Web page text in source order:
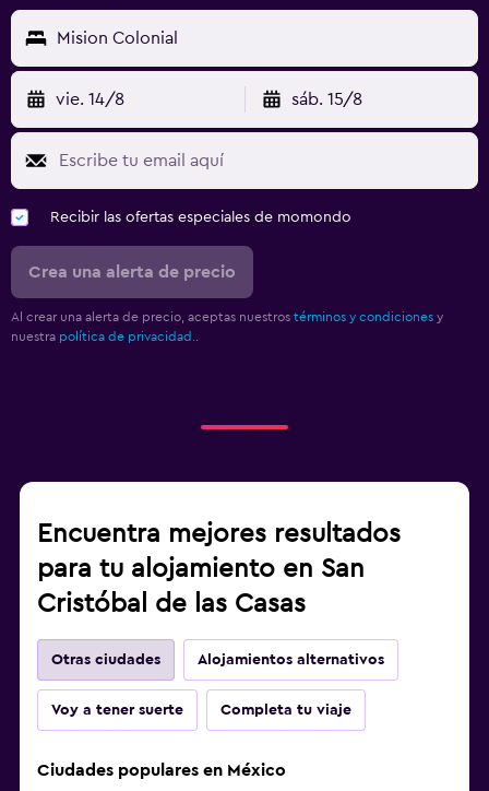
Mision Colonial
vie. 14/8 sáb. 15/8
Recibir las ofertas especiales de momondo
Crea una alerta de precio
Al crear una alerta de precio, aceptas nuestros términos y condiciones y
nuestra política de privacidad.
Encuentra mejores resultados
para tu alojamiento en San
Cristóbal de las Casas
Otras ciudades Alojamientos alternativos
Voy a tener suerte Completa tu viaje
Ciudades populares en México